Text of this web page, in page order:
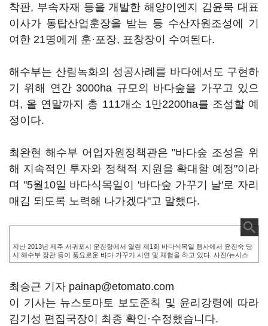
착판, 부속자재 등을 개발한 해양이엔지 김윤묵 대표
이사가 동탑산업훈장을 받는 등 수산자원조성에 기
여한 21명에게 훈·포장, 표창장이 수여된다.
해수부는 산림녹화의 성공사례를 바다에서도 구현하
기 위해 연간 3000ha 규모의 바다숲을 가꾸고 있으
며, 올 연말까지 총 111개소 1만2200ha를 조성할 예
정이다.
최완현 해수부 어업자원정책관은 "바다숲 조성을 위
해 지속적인 투자와 정책적 지원을 확대할 예정"이라
며 "5월10일 바다식목일이 '바다숲 가꾸기 날'로 자리
매김 되도록 노력해 나가겠다"고 말했다.
지난 2013년 제주 서귀포시 운진항에서 열린 제1회 바다식목일 행사에서 윤진숙 당
시 해수부 장관 등이 풍요로운 바다 가꾸기 시연 및 체험을 하고 있다. 사진/뉴시스
최승근 기자 painap@etomato.com
이 기사는 뉴스토마토 보도준칙 및 윤리강령에 따라
김기성 편집국장이 최종 확인·수정했습니다.